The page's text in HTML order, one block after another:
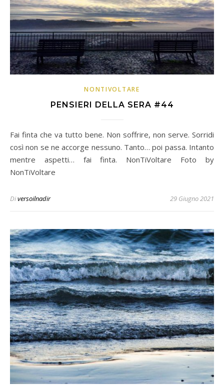
NONTIVOLTARE
PENSIERI DELLA SERA #44
Fai finta che va tutto bene. Non soffrire, non serve. Sorridi
così non se ne accorge nessuno. Tanto… poi passa. Intanto
mentre aspetti… fai finta. NonTiVoltare Foto by
NonTiVoltare
Diversoilnadir 29 Giugno 2021